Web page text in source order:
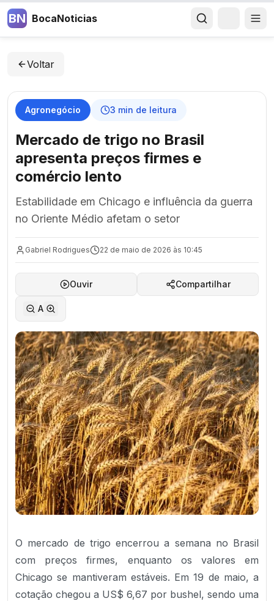
BN BocaNoticias
Voltar
Agronegócio 3 min de leitura
Mercado de trigo no Brasil
apresenta preços firmes e
comércio lento
Estabilidade em Chicago e influência da guerra
no Oriente Médio afetam o setor
Gabriel Rodrigues 22 de maio de 2026 às 10:45
Ouvir Compartilhar
A
O mercado de trigo encerrou a semana no Brasil
com preços firmes, enquanto os valores em
Chicago se mantiveram estáveis. Em 19 de maio, a
cotação chegou a US$ 6,67 por bushel, sendo uma